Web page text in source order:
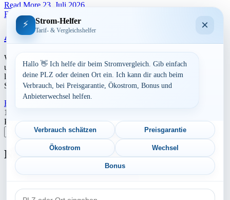
Read More 23. Juli 2026
Baden-Württemberg
Aktuelle Strompreise in 73274 Notzingen
Werbung Den aktuellen Strompreis in 73274 Notzingen und die
ungefährend Kosten bei Stromanbietern können Sie hier berechnen
lassen. Preisvergleich: powered by TARIFCHECK24 GmbH Die
Strompreise […]
Read More
Seitennummerierung
der
Beiträge
1
Postleitzahl eingeben
Suchen
Neu berechnet
Aktuelle Strompreise in 76694 Forst
⚡ Strom-Helfer
Tarif- & Vergleichshelfer ×
Hallo 👋 Ich helfe dir beim Stromvergleich. Gib einfach
deine PLZ oder deinen Ort ein. Ich kann dir auch beim
Verbrauch, bei Preisgarantie, Ökostrom, Bonus und
Anbieterwechsel helfen.
Verbrauch schätzen Preisgarantie
Ökostrom Wechsel
Bonus
PLZ